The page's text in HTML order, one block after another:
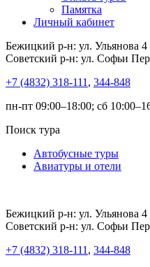
Памятка
Личный кабинет
Бежицкий р-н: ул. Ульянова
Советский р-н: ул. Софьи
+7 (4832) 318-111 , 344-848
пн-пт 09:00–18:00; сб
Поиск тура
Автобусные туры
Авиатуры и отели
Бежицкий р-н: ул. Ульянова
Советский р-н: ул. Софьи
+7 (4832) 318-111 , 344-848